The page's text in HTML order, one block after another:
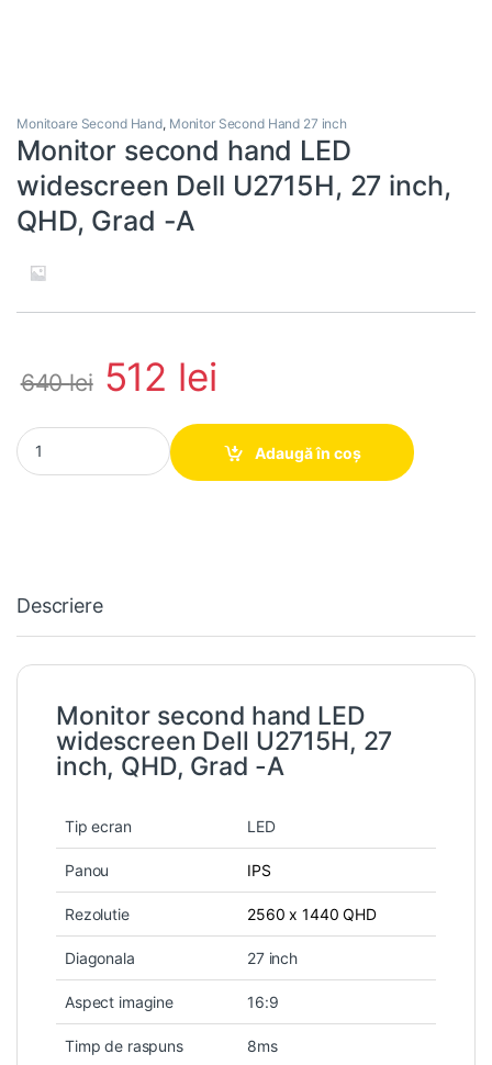
Monitoare Second Hand, Monitor Second Hand 27 inch
Monitor second hand LED
widescreen Dell U2715H, 27 inch,
QHD, Grad -A
640lei 512 lei
Monitor second hand LED widescreen Dell U2715H, 27 inch,
Adaugă în coș
Descriere
Monitor second hand LED
widescreen Dell U2715H, 27
inch, QHD, Grad -A
Tip ecran LED
Panou IPS
Rezolutie 2560 x 1440 QHD
Diagonala 27 inch
Aspect imagine 16:9
Timp de raspuns 8ms